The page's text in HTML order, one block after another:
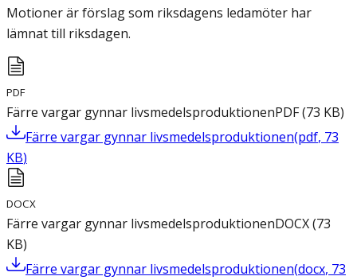
Motioner är förslag som riksdagens ledamöter har
lämnat till riksdagen.
PDF
Färre vargar gynnar livsmedelsproduktionenPDF(73 KB)
Färre vargar gynnar livsmedelsproduktionen(pdf, 73
KB)
DOCX
Färre vargar gynnar livsmedelsproduktionenDOCX(73
KB)
Färre vargar gynnar livsmedelsproduktionen(docx, 73